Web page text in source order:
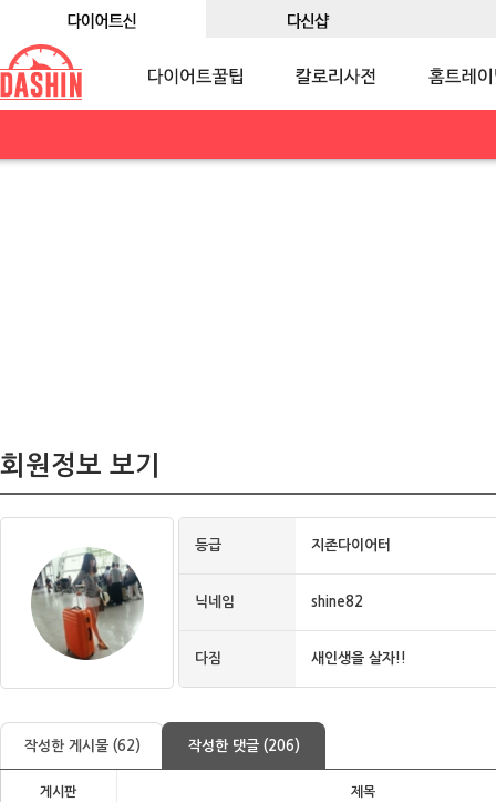
회원정보 보기
등급 지존다이어터
닉네임 shine82
다짐 새인생을 살자!!
작성한 게시물 (62) 작성한 댓글 (206)
게시판 제목